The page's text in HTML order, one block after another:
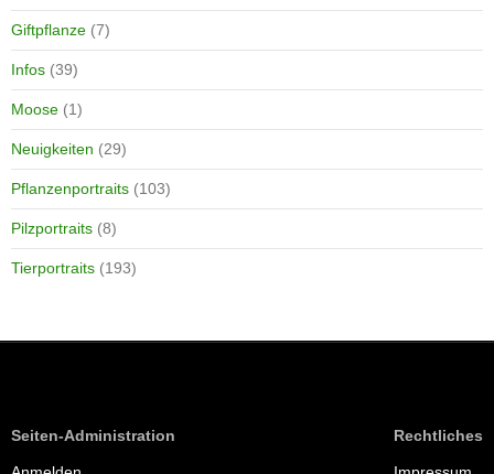
Giftpflanze (7)
Infos (39)
Moose (1)
Neuigkeiten (29)
Pflanzenportraits (103)
Pilzportraits (8)
Tierportraits (193)
Seiten-Administration Rechtliches